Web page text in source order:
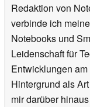
Redaktion von
verbinde ich
Notebooks und
Leidenschaft für
Entwicklungen
Hintergrund als
mir darüber